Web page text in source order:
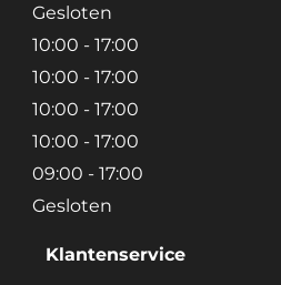
Gesloten
10:00 - 17:00
10:00 - 17:00
10:00 - 17:00
10:00 - 17:00
09:00 - 17:00
Gesloten
Klantenservice